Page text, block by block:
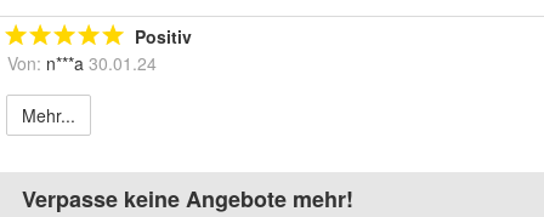
Positiv
Von: n***a 30.01.24
Mehr...
Verpasse keine Angebote mehr!